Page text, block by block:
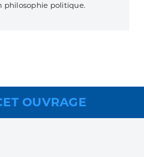
philosophie politique.
OUVRAGE